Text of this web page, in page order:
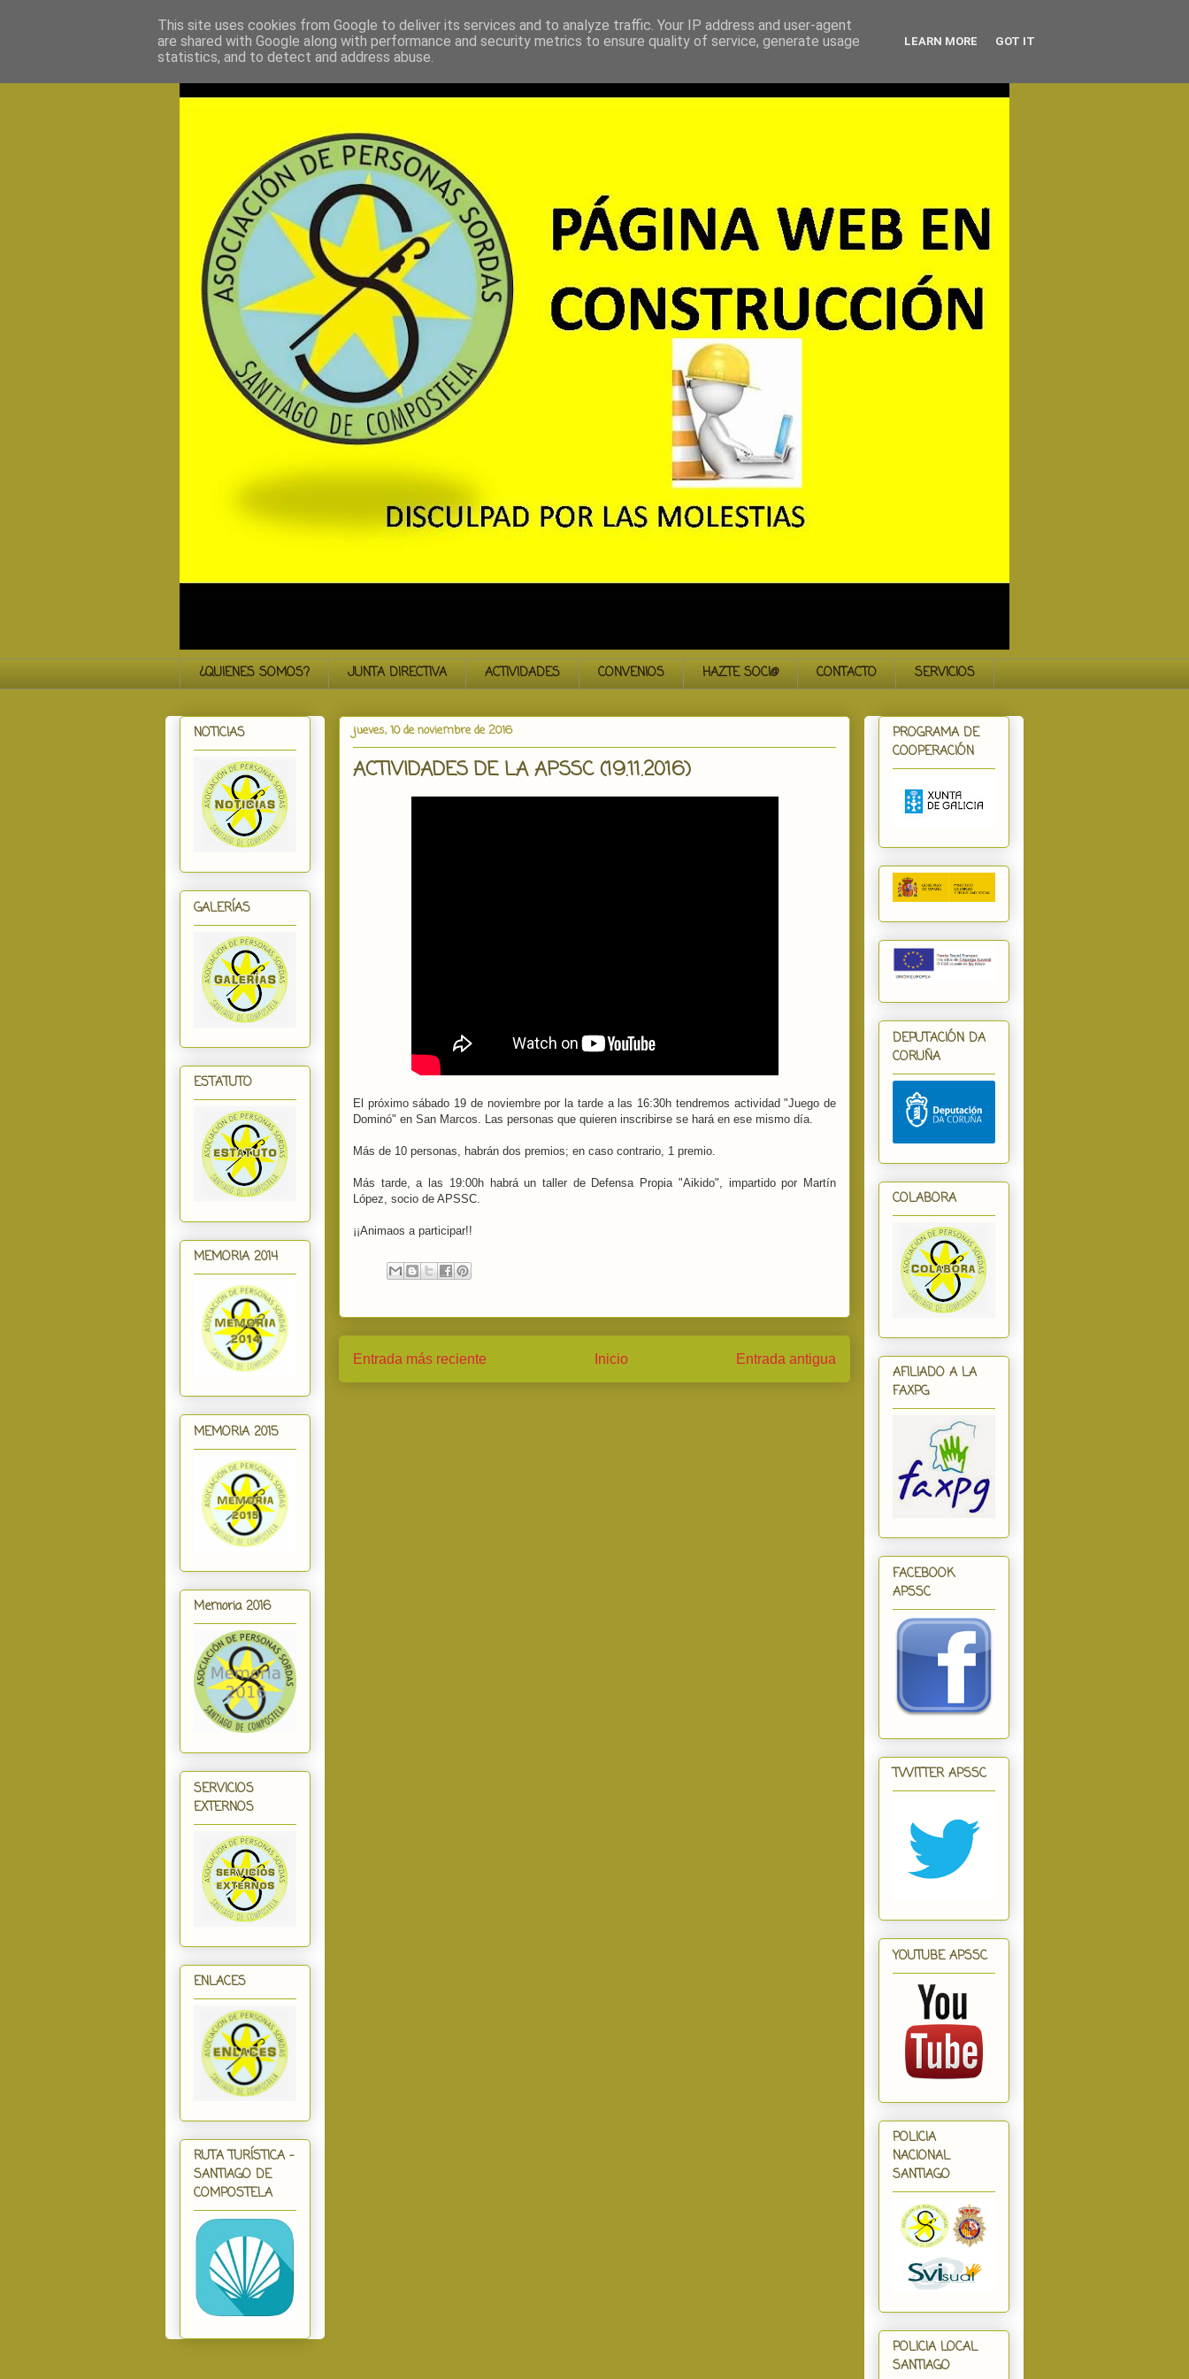
¿QUIENES SOMOS? JUNTA DIRECTIVA ACTIVIDADES CONVENIOS HAZTE SOCI@ CONTACTO SERVICIOS
jueves, 10 de noviembre de 2016
ACTIVIDADES DE LA APSSC (19.11.2016)
El próximo sábado 19 de noviembre por la tarde a las 16:30h tendremos actividad "Juego de
Dominó" en San Marcos. Las personas que quieren inscribirse se hará en ese mismo día.
Más de 10 personas, habrán dos premios; en caso contrario, 1 premio.
Más tarde, a las 19:00h habrá un taller de Defensa Propia "Aikido", impartido por Martín
López, socio de APSSC.
¡¡Animaos a participar!!
Entrada más reciente Entrada antigua
Inicio
NOTICIAS
GALERÍAS
ESTATUTO
MEMORIA 2014
MEMORIA 2015
Memoria 2016
SERVICIOS
EXTERNOS
ENLACES
RUTA TURÍSTICA -
SANTIAGO DE
COMPOSTELA
PROGRAMA DE
COOPERACIÓN
DEPUTACIÓN DA
CORUÑA
COLABORA
AFILIADO A LA
FAXPG
FACEBOOK
APSSC
TWITTER APSSC
YOUTUBE APSSC
POLICIA
NACIONAL
SANTIAGO
POLICIA LOCAL
SANTIAGO
This site uses cookies from Google to deliver its services and to analyze traffic. Your IP address and user-agent
are shared with Google along with performance and security metrics to ensure quality of service, generate usage
statistics, and to detect and address abuse.
LEARN MORE GOT IT